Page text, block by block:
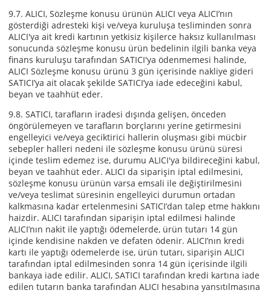
9.7. ALICI, Sözleşme konusu ürünün ALICI veya ALICI’nın
gösterdiği adresteki kişi ve/veya kuruluşa tesliminden sonra
ALICI'ya ait kredi kartının yetkisiz kişilerce haksız kullanılması
sonucunda sözleşme konusu ürün bedelinin ilgili banka veya
finans kuruluşu tarafından SATICI'ya ödenmemesi halinde,
ALICI Sözleşme konusu ürünü 3 gün içerisinde nakliye gideri
SATICI’ya ait olacak şekilde SATICI’ya iade edeceğini kabul,
beyan ve taahhüt eder.
9.8. SATICI, tarafların iradesi dışında gelişen, önceden
öngörülemeyen ve tarafların borçlarını yerine getirmesini
engelleyici ve/veya geciktirici hallerin oluşması gibi mücbir
sebepler halleri nedeni ile sözleşme konusu ürünü süresi
içinde teslim edemez ise, durumu ALICI'ya bildireceğini kabul,
beyan ve taahhüt eder. ALICI da siparişin iptal edilmesini,
sözleşme konusu ürünün varsa emsali ile değiştirilmesini
ve/veya teslimat süresinin engelleyici durumun ortadan
kalkmasına kadar ertelenmesini SATICI’dan talep etme hakkını
haizdir. ALICI tarafından siparişin iptal edilmesi halinde
ALICI’nın nakit ile yaptığı ödemelerde, ürün tutarı 14 gün
içinde kendisine nakden ve defaten ödenir. ALICI’nın kredi
kartı ile yaptığı ödemelerde ise, ürün tutarı, siparişin ALICI
tarafından iptal edilmesinden sonra 14 gün içerisinde ilgili
bankaya iade edilir. ALICI, SATICI tarafından kredi kartına iade
edilen tutarın banka tarafından ALICI hesabına yansıtılmasına